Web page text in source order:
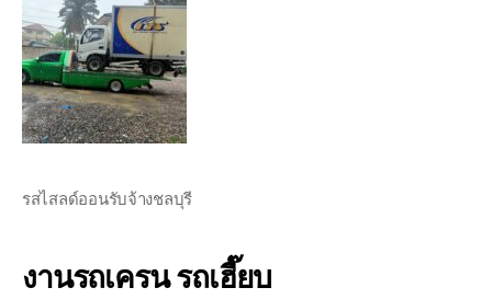
รสไสลด์ออนรับจ้างชลบุรี
งานรถเครน รถเฮี๊ยบ